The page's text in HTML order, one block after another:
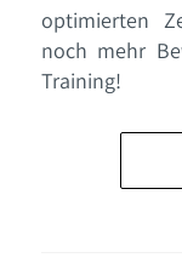
optimierten
noch mehr
Training!